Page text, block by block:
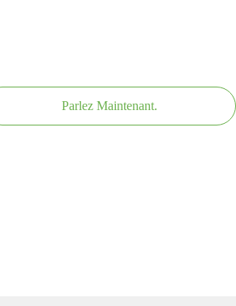
Parlez Maintenant.